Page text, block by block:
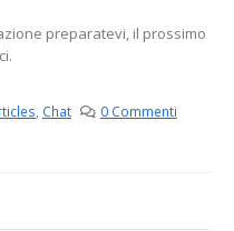
preparatevi, il prossimo
Chat 0 Commenti